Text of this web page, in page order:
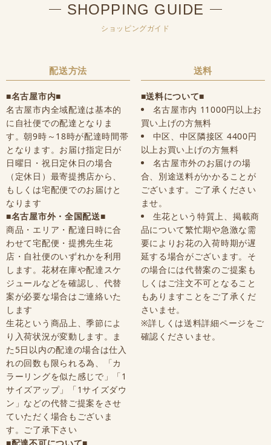
SHOPPING GUIDE
ショッピングガイド
配送方法
■名古屋市内■
名古屋市内全域配達は基本的
に自社便での配達となりま
す。朝9時～18時が配達時間帯
となります。お届け指定日が
日曜日・祝日定休日の場合
（定休日）最寄提携店から、
もしくは宅配便でのお届けと
なります
■名古屋市外・全国配送■
商品・エリア・配達日時に合
わせて宅配便・提携先生花
店・自社便のいずれかを利用
します。花材在庫や配達スケ
ジュールなどを確認し、代替
案が必要な場合はご連絡いた
します
生花という商品上、季節によ
り入荷状況が変動します。ま
た5日以内の配達の場合は仕入
れの回数も限られる為、「カ
ラーリングを似た感じで」「1
サイズアップ」「1サイズダウ
ン」などの代替ご提案をさせ
ていただく場合もございま
す。ご了承下さい
送料
■送料について■
名古屋市内 11000円以上お
買い上げの方無料
中区、中区隣接区 4400円
以上お買い上げの方無料
名古屋市外のお届けの場
合、別途送料がかかることが
ございます。ご了承ください
ませ。
生花という特質上、掲載商
品について繁忙期や急激な需
要によりお花の入荷時期が遅
延する場合がございます。そ
の場合には代替案のご提案も
しくはご注文不可となること
もありますことをご了承くだ
さいませ。
※詳しくは送料詳細ページをご
確認くださいませ。